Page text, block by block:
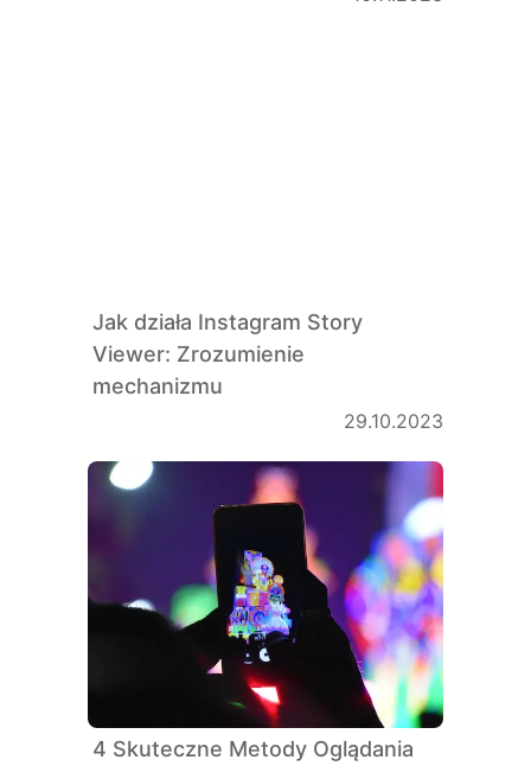
Jak działa Instagram Story
Viewer: Zrozumienie
mechanizmu
29.10.2023
4 Skuteczne Metody Oglądania